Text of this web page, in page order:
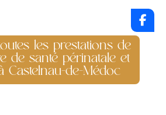
les prestations de
de santé périnatale et
Castelnau-de-Médoc